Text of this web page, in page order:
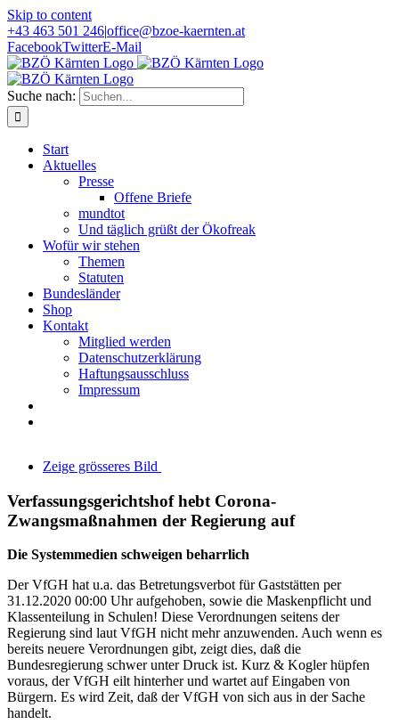
Skip to content
+43 463 501 246|office@bzoe-kaernten.at
FacebookTwitterE-Mail
Suche nach:
Start
Aktuelles
Presse
Offene Briefe
mundtot
Und täglich grüßt der Ökofreak
Wofür wir stehen
Themen
Statuten
Bundesländer
Shop
Kontakt
Mitglied werden
Datenschutzerklärung
Haftungsausschluss
Impressum
Zeige grösseres Bild
Verfassungsgerichtshof hebt Corona-
Zwangsmaßnahmen der Regierung auf
Die Systemmedien schweigen beharrlich
Der VfGH hat u.a. das Betretungsverbot für Gaststätten per
31.12.2020 00:00 Uhr aufgehoben, sowie die Maskenpflicht und
Klassenteilung in Schulen! Diese Verordnungen seitens der
Regierung sind laut VfGH nicht mehr anzuwenden. Auch wenn es
bereits neuere Verordnungen gibt, zeigt dies, daß die
Bundesregierung schwer unter Druck ist. Kurz & Kogler hüpfen
voraus, der VfGH eilt hinterher und wartet auf Eingaben von
Bürgern. Es wird Zeit, daß der VfGH von sich aus in der Sache
handelt.